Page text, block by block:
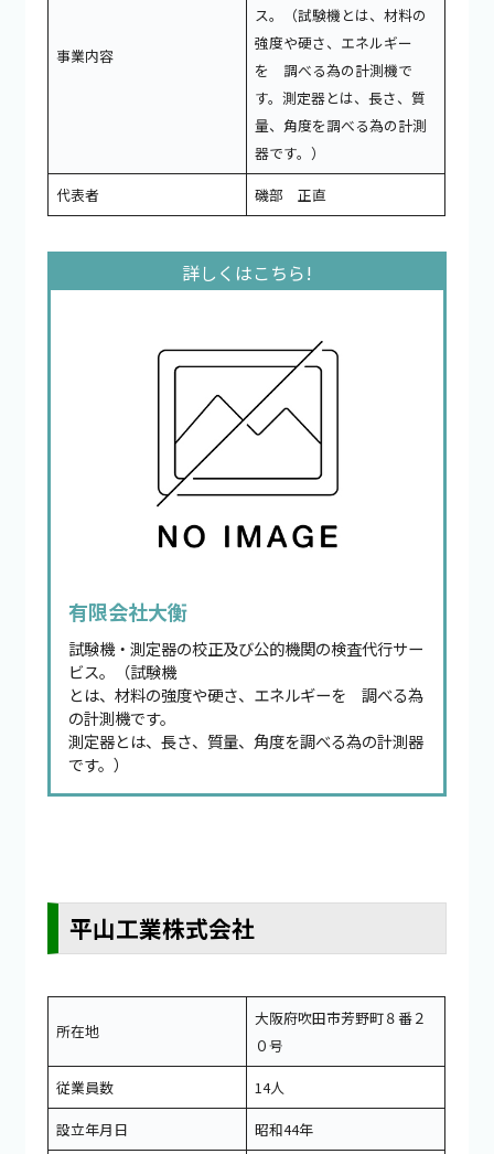
事業内容
ス。（試験機とは、材料の
強度や硬さ、エネルギー
を 調べる為の計測機で
す。測定器とは、長さ、質
量、角度を調べる為の計測
器です。）
代表者
磯部 正直
有限会社大衡
試験機・測定器の校正及び公的機関の検査代行サー
ビス。（試験機
とは、材料の強度や硬さ、エネルギーを 調べる為
の計測機です。
測定器とは、長さ、質量、角度を調べる為の計測器
です。）
平山工業株式会社
所在地
大阪府吹田市芳野町８番２
０号
従業員数
14人
設立年月日
昭和44年